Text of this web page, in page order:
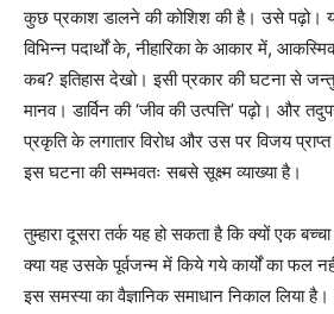
कुछ प्रकाश डालने की कोशिश की है। उसे पढ़ो।
विभिन्न पदार्थों के, नीहारिका के आकार में,
कब? इतिहास देखो। इसी प्रकार की घटना से
मानव। डार्विन की ‘जीव की उत्पत्ति’ पढ़ो। और
प्रकृति के लगातार विरोध और उस पर विजय
इस घटना की सम्भवतः सबसे सूक्ष्म व्याख्या है।
तुम्हारा दूसरा तर्क यह हो सकता है कि क्यों एक
क्या यह उसके पूर्वजन्म में किये गये कार्यों का फल
इस समस्या का वैज्ञानिक समाधान निकाल लिया